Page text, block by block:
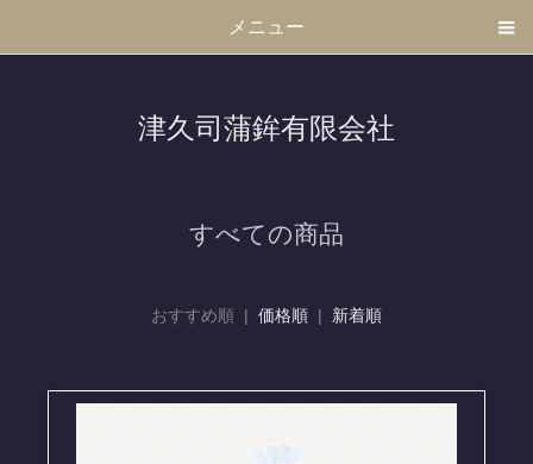
メニュー
津久司蒲鉾有限会社
すべての商品
おすすめ順 | 価格順 | 新着順